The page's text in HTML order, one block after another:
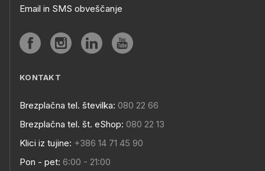
Email in SMS obveščanje
KONTAKT
Brezplačna tel. številka: 080 22 66
Brezplačna tel. št. eShop: 080 22 13
Klici iz tujine: +386 14 71 45 90
Pon - pet: 6:00 - 21:00